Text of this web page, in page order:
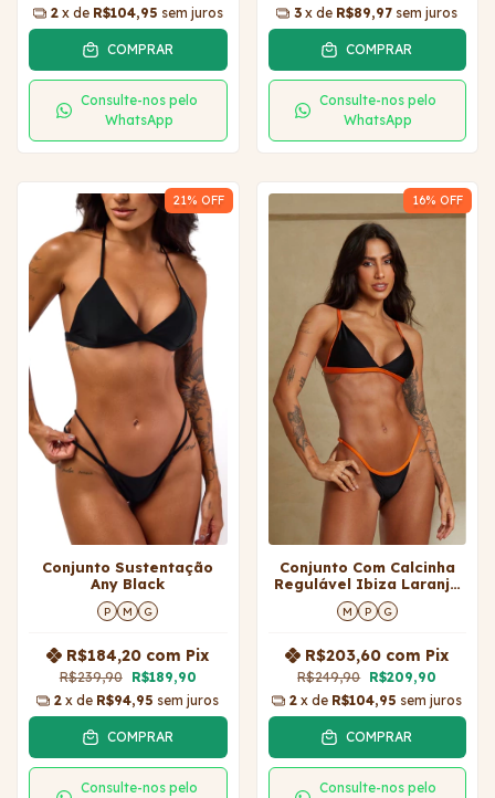
2 x de R$104,95 sem juros
COMPRAR
Consulte-nos pelo
WhatsApp
3 x de R$89,97 sem juros
COMPRAR
Consulte-nos pelo
WhatsApp
21% OFF
Conjunto Sustentação
Any Black
P M G
R$239,90 R$189,90
R$184,20 com Pix
2 x de R$94,95 sem juros
COMPRAR
Consulte-nos pelo
16% OFF
Conjunto Com Calcinha
Regulável Ibiza Laranja
Mango
M P G
R$249,90 R$209,90
R$203,60 com Pix
2 x de R$104,95 sem juros
COMPRAR
Consulte-nos pelo